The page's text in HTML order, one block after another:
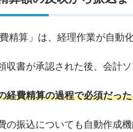
費精算」は、経理作業が自動
収書が承認された後、会計
経費精算の過程で必須だっ
の振込についても自動作成